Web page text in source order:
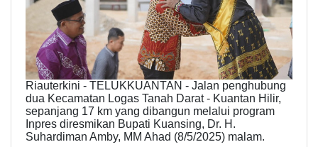
Riauterkini - TELUKKUANTAN - Jalan penghubung
dua Kecamatan Logas Tanah Darat - Kuantan Hilir,
sepanjang 17 km yang dibangun melalui program
Inpres diresmikan Bupati Kuansing, Dr. H.
Suhardiman Amby, MM Ahad (8/5/2025) malam.